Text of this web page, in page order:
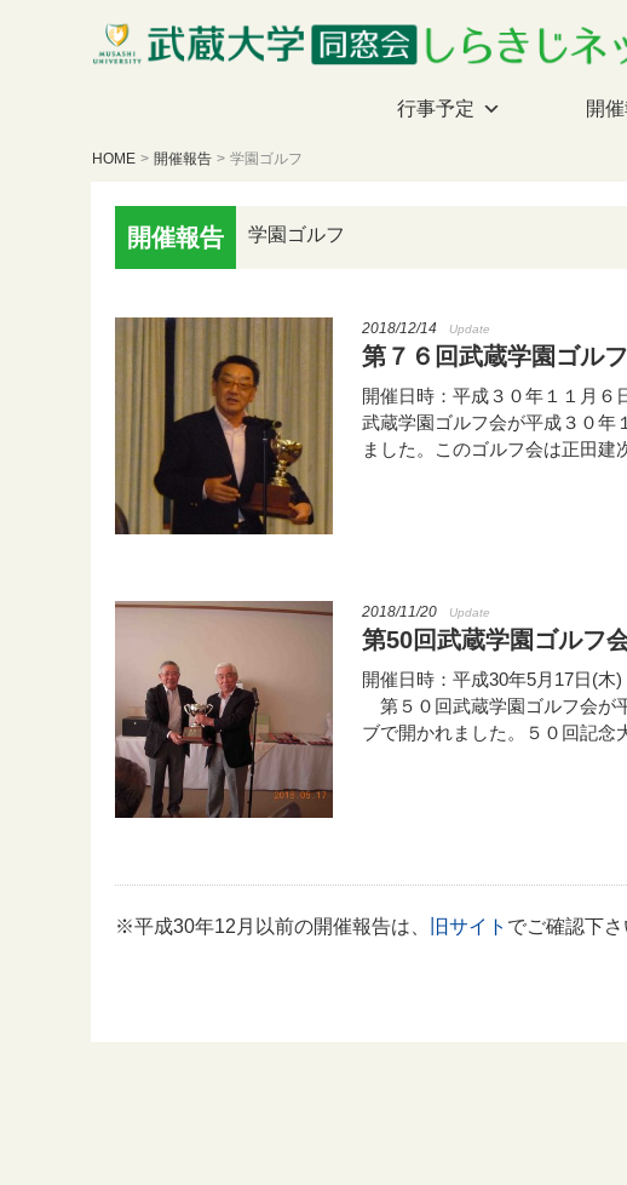
行事予定 開
HOME > 開催報告 > 学園ゴルフ
開催報告 学園ゴルフ
2018/12/14 Update
第７６回武蔵学園ゴル
開催日時：平成３０年１１月６
武蔵学園ゴルフ会が平成３０年
ました。このゴルフ会は正田
2018/11/20 Update
第50回武蔵学園ゴルフ
開催日時：平成30年5月17日(木
第５０回武蔵学園ゴルフ会が
ブで開かれました。５０回記念
※平成30年12月以前の開催報告は、 旧サイト でご確認下さ